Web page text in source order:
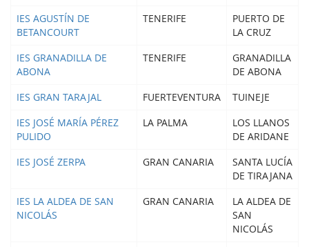
IES AGUSTÍN DE
BETANCOURT
TENERIFE
PUERTO DE
LA CRUZ
IES GRANADILLA DE
ABONA
TENERIFE
GRANADILLA
DE ABONA
IES GRAN TARAJAL
FUERTEVENTURA
TUINEJE
IES JOSÉ MARÍA PÉREZ
PULIDO
LA PALMA
LOS LLANOS
DE ARIDANE
IES JOSÉ ZERPA
GRAN CANARIA
SANTA LUCÍA
DE TIRAJANA
IES LA ALDEA DE SAN
NICOLÁS
GRAN CANARIA
LA ALDEA DE
SAN
NICOLÁS